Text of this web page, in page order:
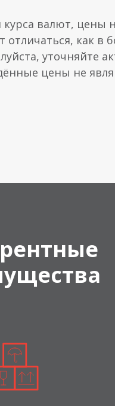
курса валют, цены
отличаться, как в
уточняйте
цены не